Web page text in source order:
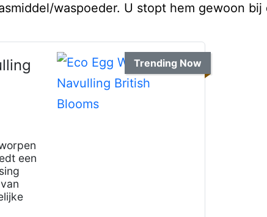
waspoeder. U stopt hem gewoon
Trending Now
een